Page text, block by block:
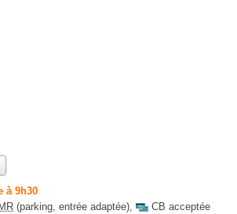
à 9h30
(parking, entrée adaptée),
CB acceptée